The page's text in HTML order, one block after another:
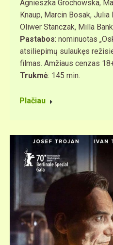
Agnieszka Grochowska,
Knaup, Marcin Bosak,
Oliwer Stanczak, Milla
Pastabos: nominuotas
atsiliepimų sulaukęs
filmas. Amžiaus cenzas
Trukmė: 145 min.
Plačiau